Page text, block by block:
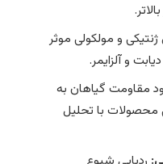
و مولکولی موثر
آلزایمر.
گیاهان به
با تحلیل